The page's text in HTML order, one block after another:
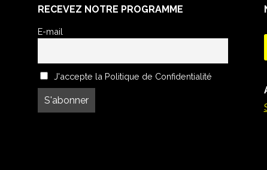
RECEVEZ NOTRE PROGRAMME
E-mail
J'accepte la Politique de Confidentialité